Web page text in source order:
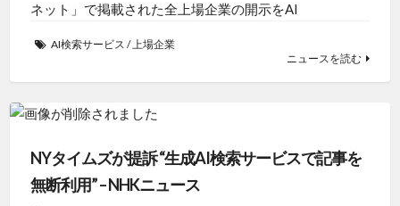
ネット」で掲載された全上場企業の開示をAI
AI検索サービス /上場企業
ニュースを読む
NYタイムズが提訴 “生成AI検索サービスで記事を
無断利用” – NHKニュース